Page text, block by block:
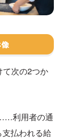
て次の2つか
利用者の通
払われる給